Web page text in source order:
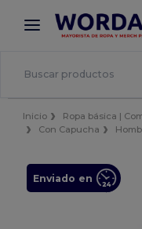
× App de
¡Mejores precios
Inicio Ropa básica |
Con Capucha
Enviado en